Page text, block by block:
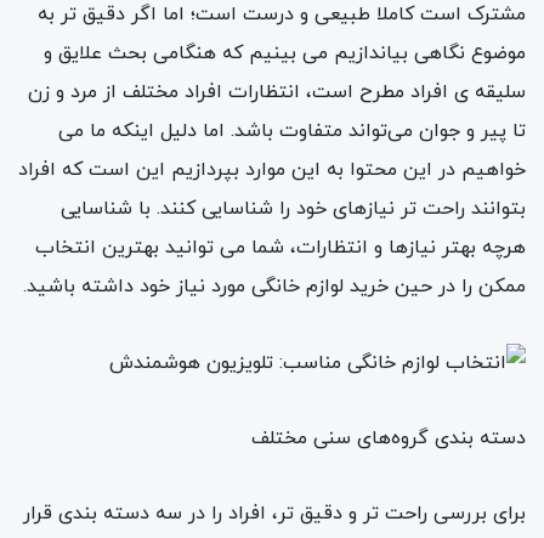
مشترک است کاملا طبیعی و درست است؛ اما اگر دقیق تر به
موضوع نگاهی بیاندازیم می بینیم که هنگامی بحث علایق و
سلیقه ی افراد مطرح است، انتظارات افراد مختلف از مرد و زن
تا پیر و جوان می‎‌‌تواند متفاوت باشد. اما دلیل اینکه ما می
خواهیم در این محتوا به این موارد بپردازیم این است که افراد
بتوانند راحت تر نیازهای خود را شناسایی کنند. با شناسایی
هرچه بهتر نیازها و انتظارات، شما می توانید بهترین انتخاب
ممکن را در حین خرید لوازم خانگی مورد نیاز خود داشته باشید.
دسته بندی گروه‌های سنی مختلف
برای بررسی راحت تر و دقیق تر، افراد را در سه دسته بندی قرار